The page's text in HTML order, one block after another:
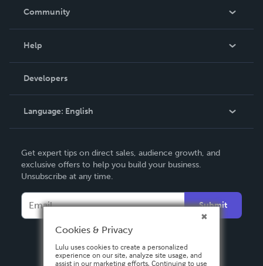
In The News
Community
Podcast
Help
Order Lookup
Knowledge Base
Contact Support
Developers
Language: English
Deutsch
Français
Italiano
Español
Get expert tips on direct sales, audience growth, and
exclusive offers to help you build your business.
Unsubscribe at any time.
Submit
Cookies & Privacy
Lulu uses cookies to create a personalized
experience on our site, analyze site usage, and
assist in our marketing efforts. Continuing to use